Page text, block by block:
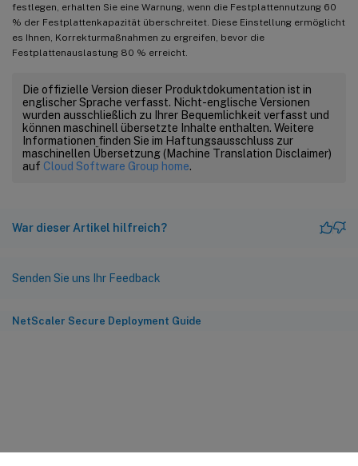
festlegen, erhalten Sie eine Warnung, wenn die Festplattennutzung 60
% der Festplattenkapazität überschreitet. Diese Einstellung ermöglicht
es Ihnen, Korrekturmaßnahmen zu ergreifen, bevor die
Festplattenauslastung 80 % erreicht.
Die offizielle Version dieser Produktdokumentation ist in
englischer Sprache verfasst. Nicht-englische Versionen
wurden ausschließlich zu Ihrer Bequemlichkeit verfasst und
können maschinell übersetzte Inhalte enthalten. Weitere
Informationen finden Sie im Haftungsausschluss zur
maschinellen Übersetzung (Machine Translation Disclaimer)
auf Cloud Software Group home.
War dieser Artikel hilfreich?
Senden Sie uns Ihr Feedback
NetScaler Secure Deployment Guide